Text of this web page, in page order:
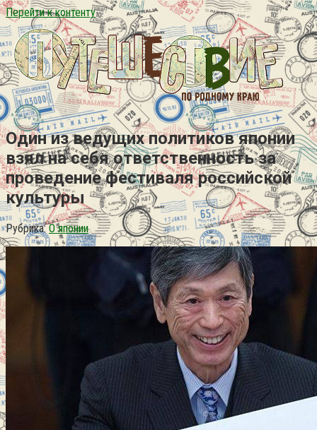
Перейти к контенту
Один из ведущих политиков японии
взял на себя ответственность за
проведение фестиваля российской
культуры
Рубрика: О японии